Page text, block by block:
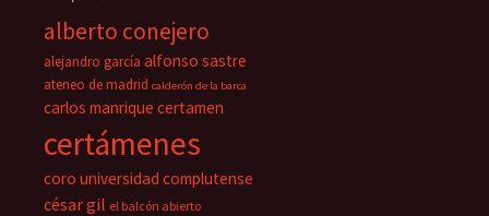
alberto conejero
alejandro garcía alfonso sastre
ateneo de madrid calderón de la barca
carlos manrique certamen
certámenes
coro universidad complutense
césar gil el balcón abierto